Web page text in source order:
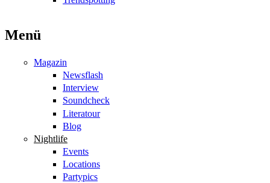
Menü
Magazin
Newsflash
Interview
Soundcheck
Literatour
Blog
Nightlife
Events
Locations
Partypics